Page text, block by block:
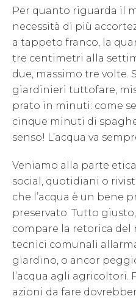
Per quanto riguarda il
necessità di più
a tappeto franco, la
tre centimetri alla
due, massimo tre volte.
giardinieri tuttofare,
prato in minuti: come
cinque minuti di
senso! L’acqua va
Veniamo alla parte
social, quotidiani o
che l’acqua è un bene
preservato. Tutto
compare la retorica
tecnici comunali
giardino, o ancor
l’acqua agli agricoltori.
azioni da fare